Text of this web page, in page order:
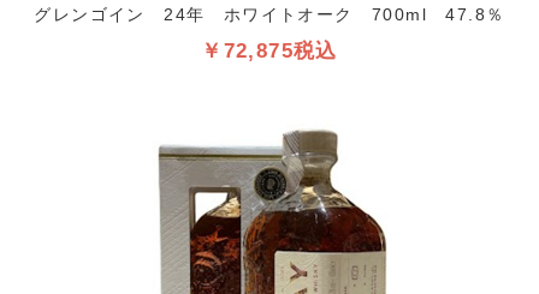
グレンゴイン 24年 ホワイトオーク 700ml 47.8％
￥72,875税込